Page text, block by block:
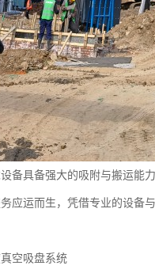
备具备强大的吸附与搬运能
应运而生，凭借专业的设备
空吸盘系统